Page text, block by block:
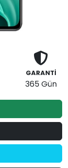
GARANTİ
365 Gün